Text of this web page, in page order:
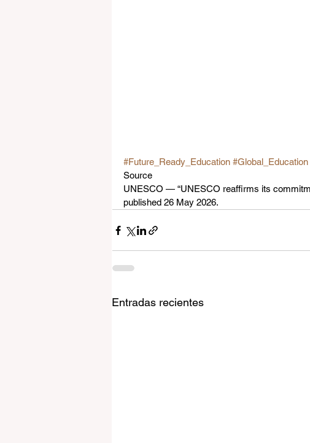
#Future_Ready_Education #Global_Education
Source
UNESCO — “UNESCO reaffirms its
published 26 May 2026.
Entradas recientes